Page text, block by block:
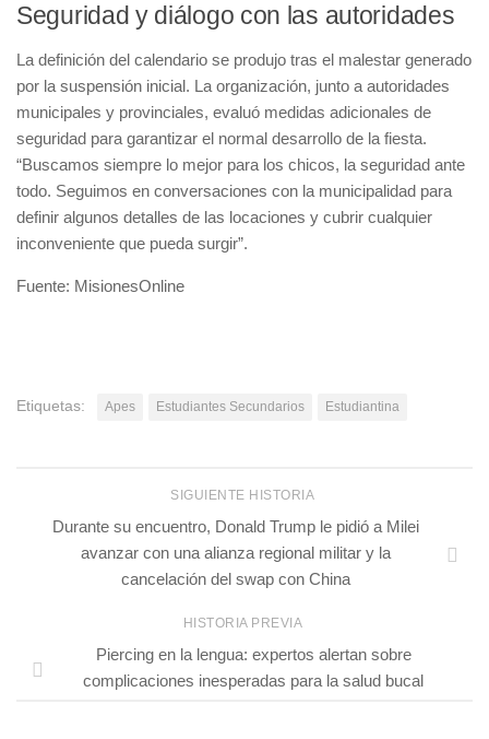
Seguridad y diálogo con las autoridades
La definición del calendario se produjo tras el malestar generado
por la suspensión inicial. La organización, junto a autoridades
municipales y provinciales, evaluó medidas adicionales de
seguridad para garantizar el normal desarrollo de la fiesta.
“Buscamos siempre lo mejor para los chicos, la seguridad ante
todo. Seguimos en conversaciones con la municipalidad para
definir algunos detalles de las locaciones y cubrir cualquier
inconveniente que pueda surgir”.
Fuente: MisionesOnline
Etiquetas: Apes Estudiantes Secundarios Estudiantina
SIGUIENTE HISTORIA
Durante su encuentro, Donald Trump le pidió a Milei
avanzar con una alianza regional militar y la
cancelación del swap con China
HISTORIA PREVIA
Piercing en la lengua: expertos alertan sobre
complicaciones inesperadas para la salud bucal